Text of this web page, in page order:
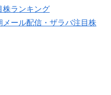
株ランキング
メール配信・ザラバ注目株